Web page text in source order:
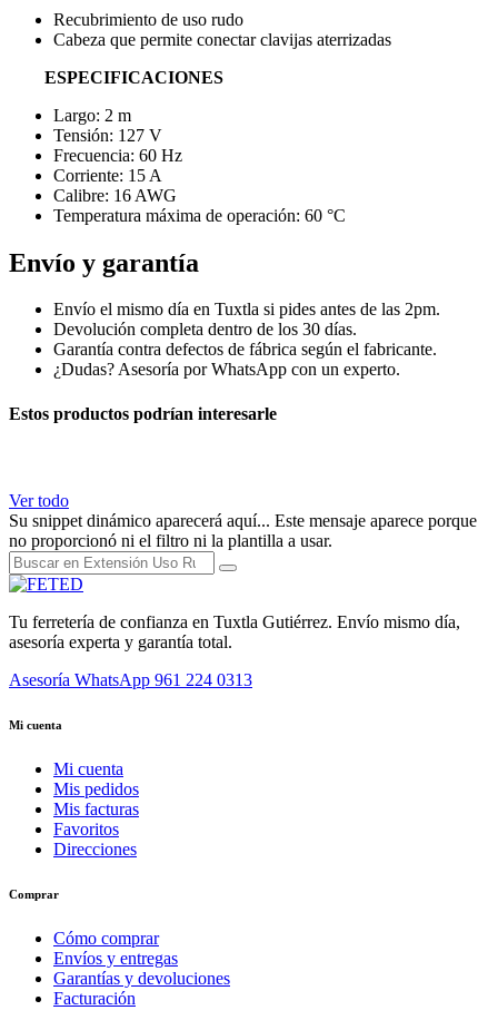
Recubrimiento de uso rudo
Cabeza que permite conectar clavijas aterrizadas
ESPECIFICACIONES
Largo: 2 m
Tensión: 127 V
Frecuencia: 60 Hz
Corriente: 15 A
Calibre: 16 AWG
Temperatura máxima de operación: 60 °C
Envío y garantía
Envío el mismo día en Tuxtla si pides antes de las 2pm.
Devolución completa dentro de los 30 días.
Garantía contra defectos de fábrica según el fabricante.
¿Dudas? Asesoría por WhatsApp con un experto.
Estos productos podrían interesarle
Ver todo
Su snippet dinámico aparecerá aquí... Este mensaje aparece porque
no proporcionó ni el filtro ni la plantilla a usar.
Tu ferretería de confianza en Tuxtla Gutiérrez. Envío mismo día,
asesoría experta y garantía total.
Asesoría WhatsApp 961 224 0313
Mi cuenta
Mi cuenta
Mis pedidos
Mis facturas
Favoritos
Direcciones
Comprar
Cómo comprar
Envíos y entregas
Garantías y devoluciones
Facturación